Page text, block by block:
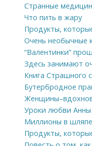
Странные
Что пить в жару
Продукты,
Очень необычные
“Валентинки”
Здесь занимают
Книга Страшного
Бутербродное
Уроки любви Анны
Миллионы в шляпе
Продукты,